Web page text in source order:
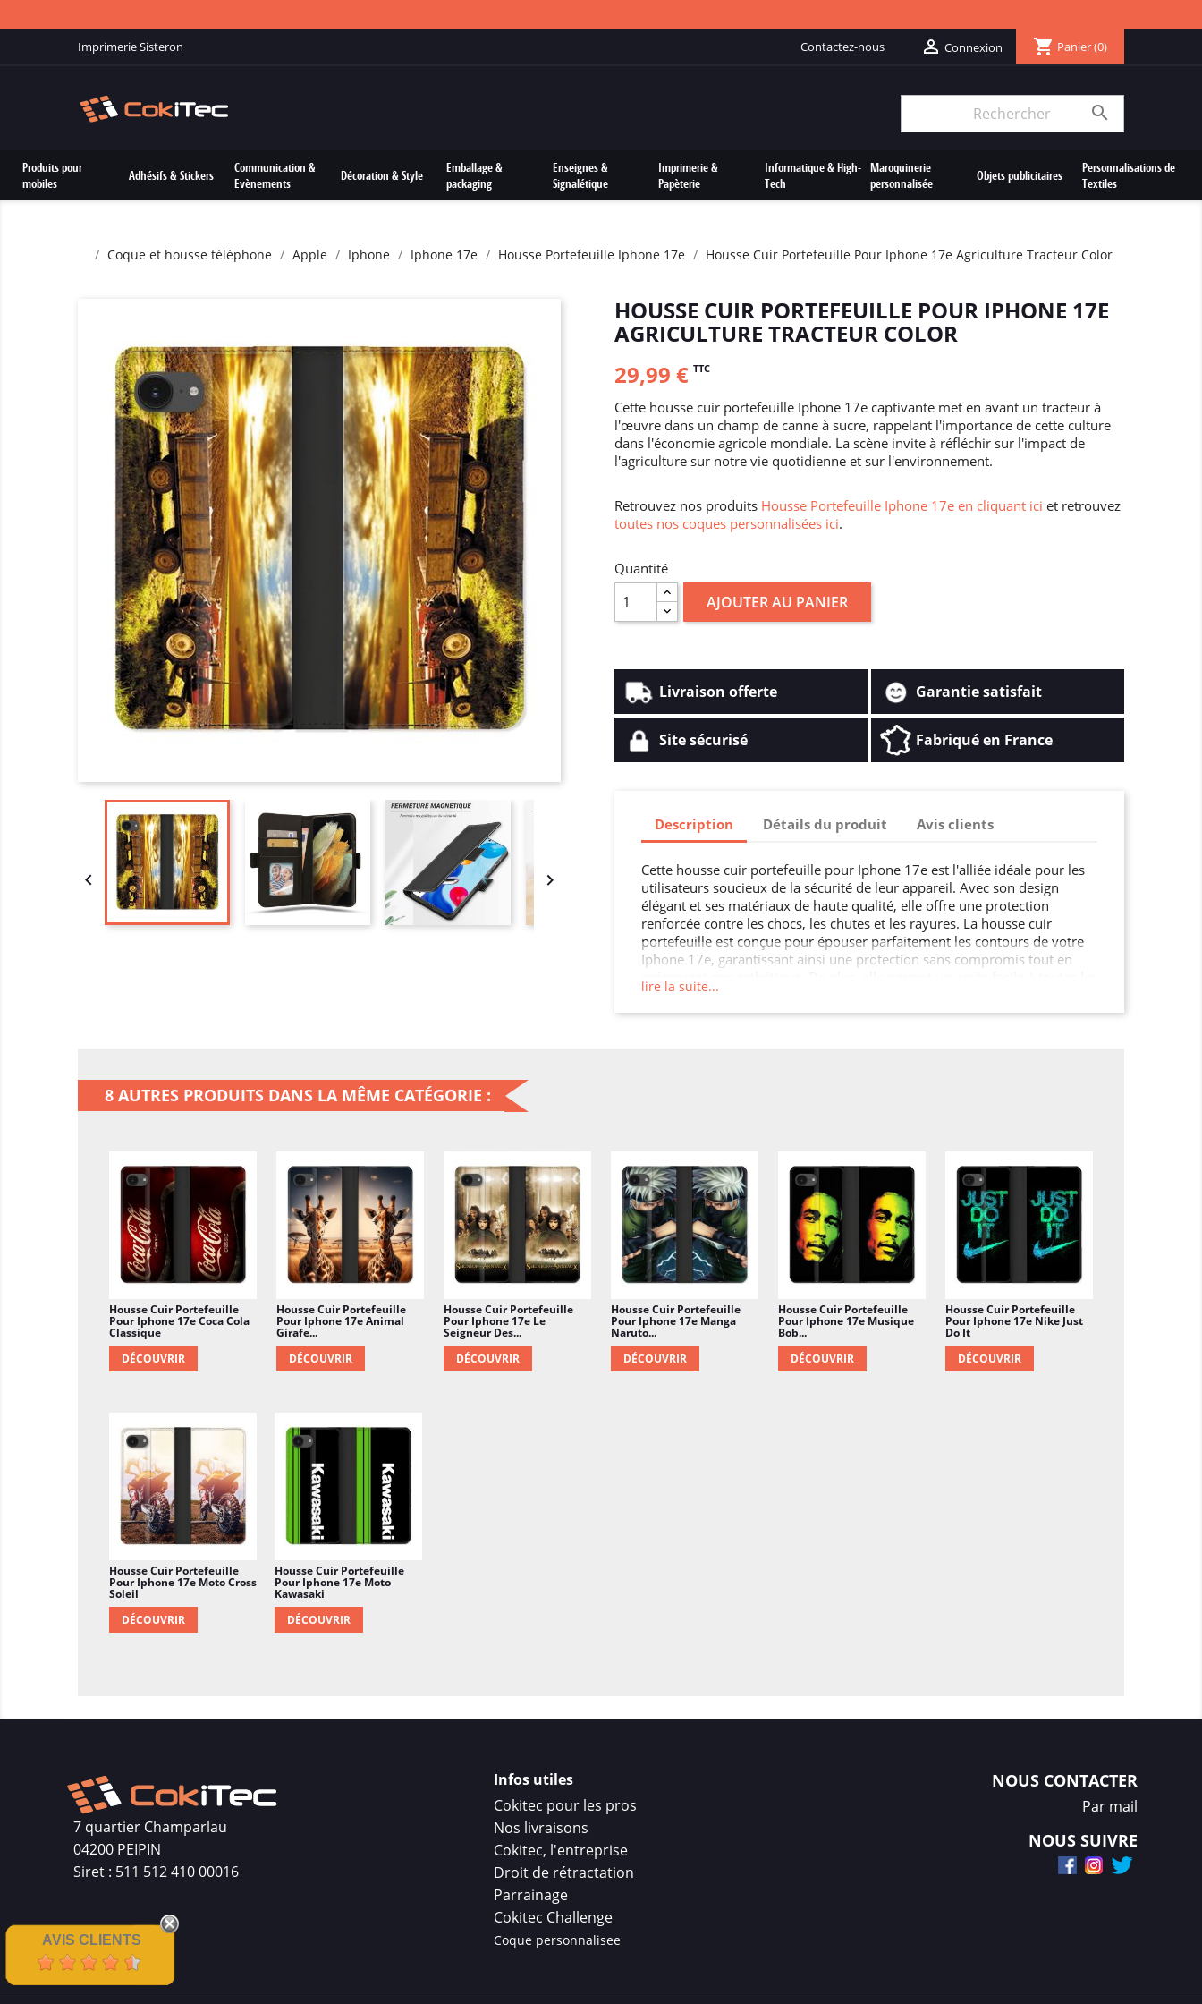
Imprimerie Sisteron Contactez-nous  Connexion shopping_cart Panier(0)

Produits pour
mobiles
Adhésifs & Stickers
Communication &
Evènements
Décoration & Style
Emballage &
packaging
Enseignes &
Signalétique
Imprimerie &
Papèterie
Informatique & High-
Tech
Maroquinerie
personnalisée
Objets publicitaires
Personnalisations de
Textiles
Coque et housse téléphone Apple Iphone Iphone 17e Housse Portefeuille Iphone 17e Housse Cuir Portefeuille Pour Iphone 17e Agriculture Tracteur Color
 
HOUSSE CUIR PORTEFEUILLE POUR IPHONE 17E
AGRICULTURE TRACTEUR COLOR
29,99 € TTC
Cette housse cuir portefeuille Iphone 17e captivante met en avant un tracteur à
l'œuvre dans un champ de canne à sucre, rappelant l'importance de cette culture
dans l'économie agricole mondiale. La scène invite à réfléchir sur l'impact de
l'agriculture sur notre vie quotidienne et sur l'environnement.
Retrouvez nos produits Housse Portefeuille Iphone 17e en cliquant ici et retrouvez
toutes nos coques personnalisées ici.
Quantité
AJOUTER AU PANIER
Livraison offerte Garantie satisfait
Site sécurisé Fabriqué en France
Description Détails du produit Avis clients
Cette housse cuir portefeuille pour Iphone 17e est l'alliée idéale pour les
utilisateurs soucieux de la sécurité de leur appareil. Avec son design
élégant et ses matériaux de haute qualité, elle offre une protection
renforcée contre les chocs, les chutes et les rayures. La housse cuir
portefeuille est conçue pour épouser parfaitement les contours de votre
Iphone 17e, garantissant ainsi une protection sans compromis tout en
fonctionnalités de votre Iphone 17e.
lire la suite...
8 AUTRES PRODUITS DANS LA MÊME CATÉGORIE :
Housse Cuir Portefeuille
Pour Iphone 17e Coca Cola
Classique
DÉCOUVRIR
Housse Cuir Portefeuille
Pour Iphone 17e Animal
Girafe...
DÉCOUVRIR
Housse Cuir Portefeuille
Pour Iphone 17e Le
Seigneur Des...
DÉCOUVRIR
Housse Cuir Portefeuille
Pour Iphone 17e Manga
Naruto...
DÉCOUVRIR
Housse Cuir Portefeuille
Pour Iphone 17e Musique
Bob...
DÉCOUVRIR
Housse Cuir Portefeuille
Pour Iphone 17e Nike Just
Do It
DÉCOUVRIR
Housse Cuir Portefeuille
Pour Iphone 17e Moto Cross
Soleil
DÉCOUVRIR
Housse Cuir Portefeuille
Pour Iphone 17e Moto
Kawasaki
DÉCOUVRIR
7 quartier Champarlau
04200 PEIPIN
Siret : 511 512 410 00016
Infos utiles
Cokitec pour les pros
Nos livraisons
Cokitec, l'entreprise
Droit de rétractation
Parrainage
Cokitec Challenge
Coque personnalisee
NOUS CONTACTER
Par mail
NOUS SUIVRE
AVIS CLIENTS